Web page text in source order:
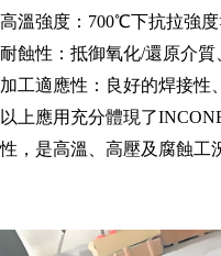
高溫強度：700℃下抗拉強度
耐蝕性：抵御氧化/還原介質
加工適應性：良好的焊接性
以上應用充分體現了
性，是高溫、高壓及腐蝕工